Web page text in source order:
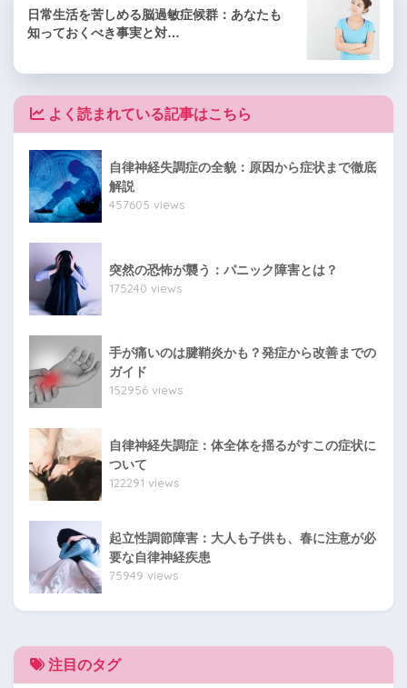
日常生活を苦しめる脳過敏症候群：あなたも
知っておくべき事実と対…
よく読まれている記事はこちら
自律神経失調症の全貌：原因から症状まで徹底
解説
457605 views
突然の恐怖が襲う：パニック障害とは？
175240 views
手が痛いのは腱鞘炎かも？発症から改善までの
ガイド
152956 views
自律神経失調症：体全体を揺るがすこの症状に
ついて
122291 views
起立性調節障害：大人も子供も、春に注意が必
要な自律神経疾患
75949 views
注目のタグ